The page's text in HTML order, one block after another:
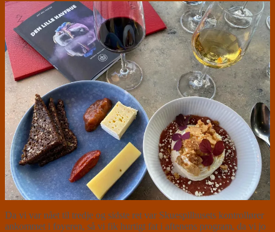
Da vi var nået til tredje og sidste ret var Skuespilhusets kontrollører
ankommet i foyeren, så vi fik hurtigt fat i aftenens program, da vi jo